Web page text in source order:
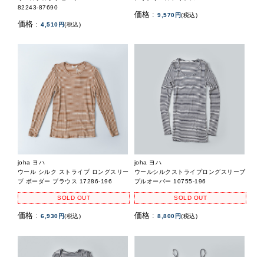
82243-87690
価格 : 4,510円(税込)
価格 : 9,570円(税込)
joha ヨハ
ウール シルク ストライプ ロングスリー
ブ ボーダー ブラウス 17286-196
SOLD OUT
価格 : 6,930円(税込)
joha ヨハ
ウールシルクストライプロングスリーブ
プルオーバー 10755-196
SOLD OUT
価格 : 8,800円(税込)